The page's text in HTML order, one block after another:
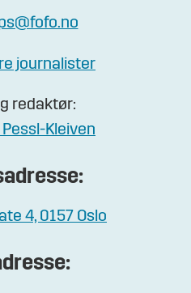
journalister
redaktør:
Kleiven
4, 0157 Oslo